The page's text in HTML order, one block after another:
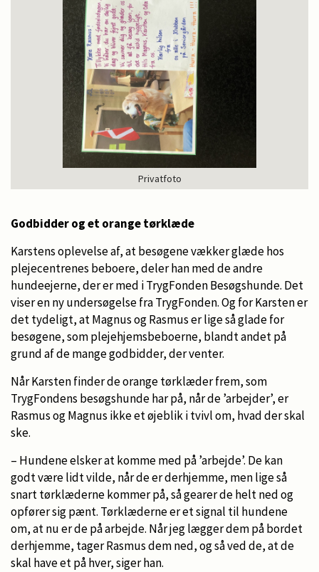
Privatfoto
Godbidder og et orange tørklæde
Karstens oplevelse af, at besøgene vækker glæde hos
plejecentrenes beboere, deler han med de andre
hundeejerne, der er med i TrygFonden Besøgshunde. Det
viser en ny undersøgelse fra TrygFonden. Og for Karsten er
det tydeligt, at Magnus og Rasmus er lige så glade for
besøgene, som plejehjemsbeboerne, blandt andet på
grund af de mange godbidder, der venter.
Når Karsten finder de orange tørklæder frem, som
TrygFondens besøgshunde har på, når de ’arbejder’, er
Rasmus og Magnus ikke et øjeblik i tvivl om, hvad der skal
ske.
– Hundene elsker at komme med på ’arbejde’. De kan
godt være lidt vilde, når de er derhjemme, men lige så
snart tørklæderne kommer på, så gearer de helt ned og
opfører sig pænt. Tørklæderne er et signal til hundene
om, at nu er de på arbejde. Når jeg lægger dem på bordet
derhjemme, tager Rasmus dem ned, og så ved de, at de
skal have et på hver, siger han.